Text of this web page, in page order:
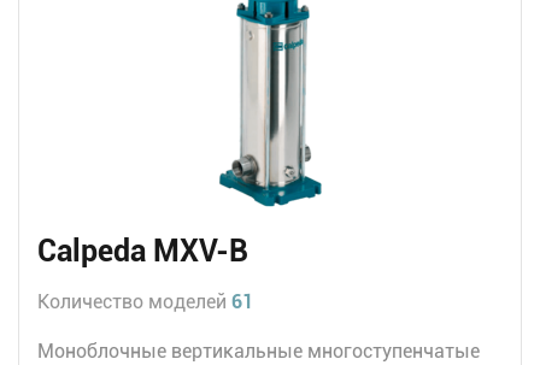
Calpeda MXV-B
Количество моделей 61
Моноблочные вертикальные многоступенчатые